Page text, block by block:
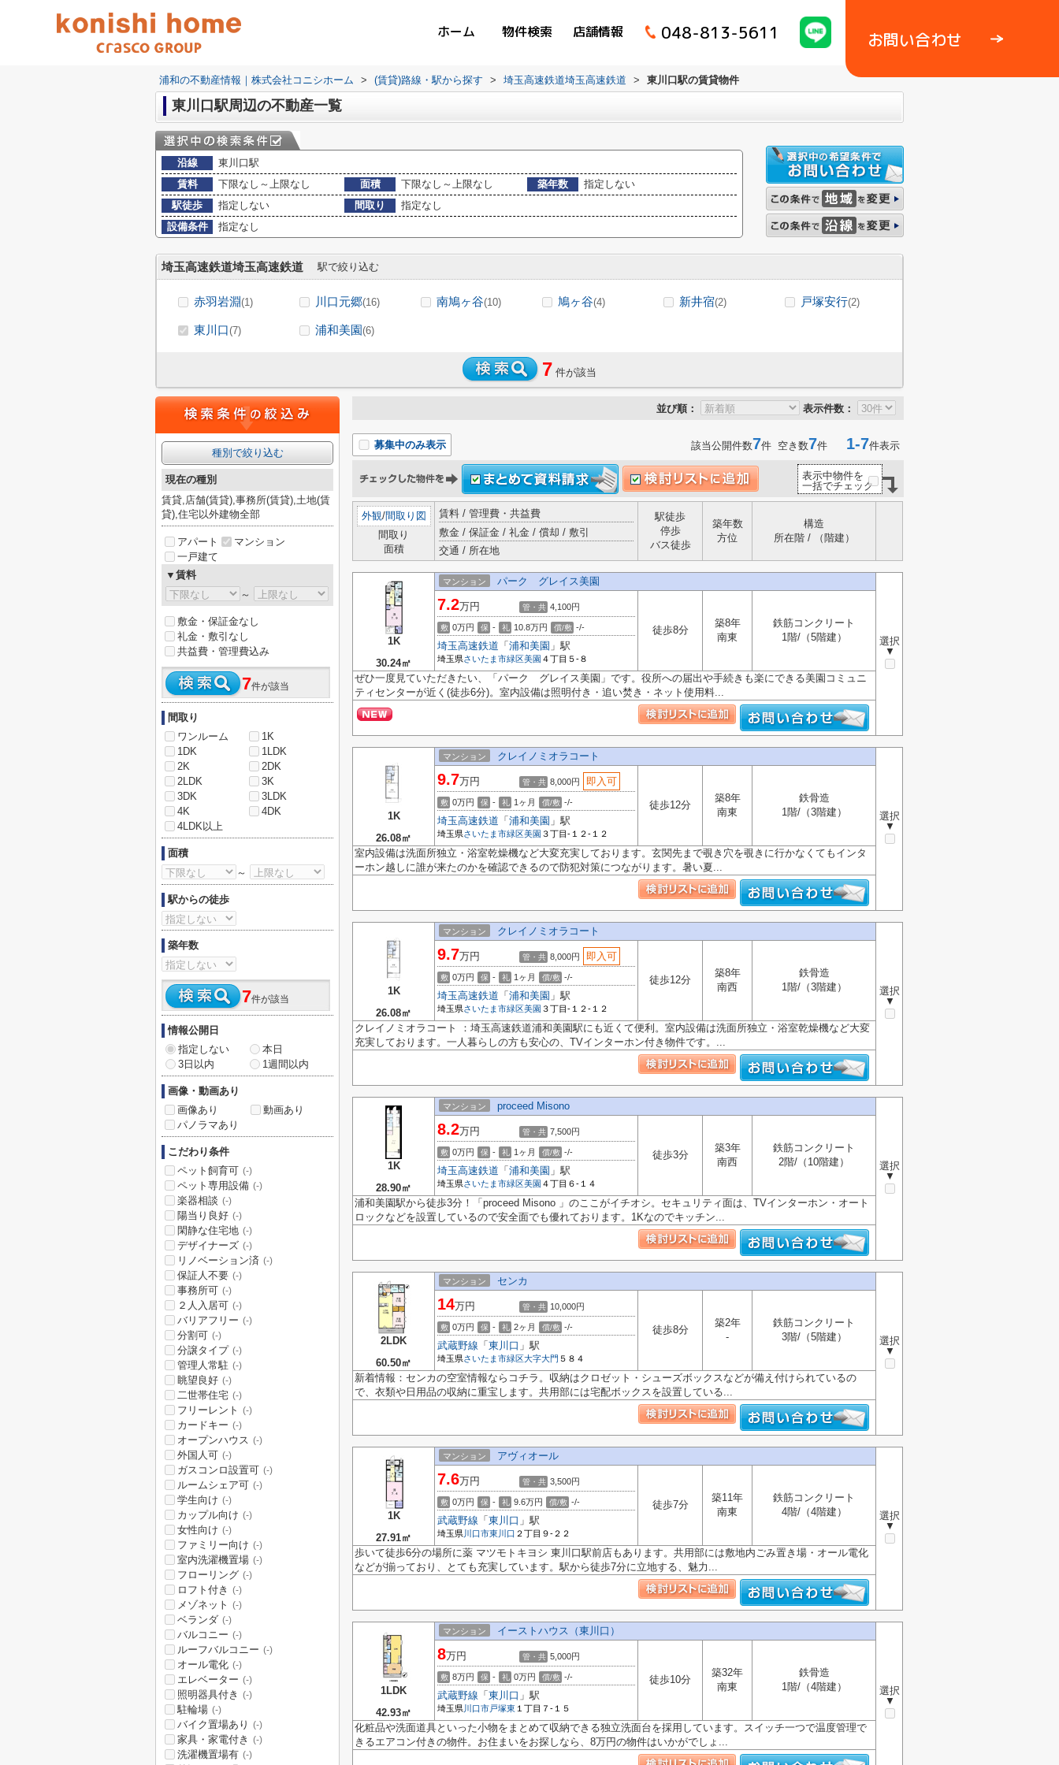
ホーム 物件検索 店舗情報 048-813-5611 お問い合わせ
浦和の不動産情報｜株式会社コニシホーム > (賃貸)路線・駅から探す > 埼玉高速鉄道埼玉高速鉄道 > 東川口駅の賃貸物件
東川口駅周辺の不動産一覧
沿線
東川口駅
賃料
下限なし～上限なし 面積 下限なし～上限なし 築年数
指定しない
駅徒歩
指定しない 間取り
指定なし
設備条件
指定なし
埼玉高速鉄道埼玉高速鉄道 駅で絞り込む
赤羽岩淵(1) 川口元郷(16) 南鳩ヶ谷(10) 鳩ヶ谷(4) 新井宿(2) 戸塚安行(2)
東川口(7) 浦和美園(6)
7 件が該当
並び順： 表示件数：
募集中のみ表示 該当公開件数7件 空き数7件 1-7件表示
表示中物件を
一括でチェック
外観/間取り図
間取り
面積
賃料 / 管理費・共益費
敷金 / 保証金 / 礼金 / 償却 / 敷引
交通 / 所在地
駅徒歩
停歩
バス徒歩
築年数
方位
構造
所在階 / （階建）
1K
30.24㎡
マンション パーク グレイス美園
選択
▼
7.2万円 管・共 4,100円
敷 0万円 保 - 礼 10.8万円 償/敷 -/-
埼玉高速鉄道 「 浦和美園 」駅
埼玉県さいたま市緑区美園 ４丁目５-８
徒歩8分
築8年
南東
鉄筋コンクリート
1階/（5階建）
ぜひ一度見ていただきたい、「パーク グレイス美園」です。役所への届出や手続きも楽にできる美園コミュニ
ティセンターが近く(徒歩6分)。室内設備は照明付き・追い焚き・ネット使用料...
1K
26.08㎡
マンション クレイノミオラコート
選択
▼
9.7万円 管・共 8,000円 即入可
敷 0万円 保 - 礼 1ヶ月 償/敷 -/-
埼玉高速鉄道 「 浦和美園 」駅
埼玉県さいたま市緑区美園 ３丁目-１２-１２
徒歩12分
築8年
南東
鉄骨造
1階/（3階建）
室内設備は洗面所独立・浴室乾燥機など大変充実しております。玄関先まで覗き穴を覗きに行かなくてもインタ
ーホン越しに誰が来たのかを確認できるので防犯対策につながります。暑い夏...
1K
26.08㎡
マンション クレイノミオラコート
選択
▼
9.7万円 管・共 8,000円 即入可
敷 0万円 保 - 礼 1ヶ月 償/敷 -/-
埼玉高速鉄道 「 浦和美園 」駅
埼玉県さいたま市緑区美園 ３丁目-１２-１２
徒歩12分
築8年
南西
鉄骨造
1階/（3階建）
クレイノミオラコート ：埼玉高速鉄道浦和美園駅にも近くて便利。室内設備は洗面所独立・浴室乾燥機など大変
充実しております。一人暮らしの方も安心の、TVインターホン付き物件です。...
1K
28.90㎡
マンション proceed Misono
選択
▼
8.2万円 管・共 7,500円
敷 0万円 保 - 礼 1ヶ月 償/敷 -/-
埼玉高速鉄道 「 浦和美園 」駅
埼玉県さいたま市緑区美園 ４丁目６-１４
徒歩3分
築3年
南西
鉄筋コンクリート
2階/（10階建）
浦和美園駅から徒歩3分！「proceed Misono 」のここがイチオシ。セキュリティ面は、TVインターホン・オート
ロックなどを設置しているので安全面でも優れております。1Kなのでキッチン...
2LDK
60.50㎡
マンション センカ
選択
▼
14万円 管・共 10,000円
敷 0万円 保 - 礼 2ヶ月 償/敷 -/-
武蔵野線 「 東川口 」駅
埼玉県さいたま市緑区大字大門 ５８４
徒歩8分
築2年
-
鉄筋コンクリート
3階/（5階建）
新着情報：センカの空室情報ならコチラ。収納はクロゼット・シューズボックスなどが備え付けられているの
で、衣類や日用品の収納に重宝します。共用部には宅配ボックスを設置している...
1K
27.91㎡
マンション アヴィオール
選択
▼
7.6万円 管・共 3,500円
敷 0万円 保 - 礼 9.6万円 償/敷 -/-
武蔵野線 「 東川口 」駅
埼玉県川口市東川口 ２丁目９-２２
徒歩7分
築11年
南東
鉄筋コンクリート
4階/（4階建）
歩いて徒歩6分の場所に薬 マツモトキヨシ 東川口駅前店もあります。共用部には敷地内ごみ置き場・オール電化
などが揃っており、とても充実しています。駅から徒歩7分に立地する、魅力...
1LDK
42.93㎡
マンション イーストハウス（東川口）
選択
▼
8万円 管・共 5,000円
敷 8万円 保 - 礼 0万円 償/敷 -/-
武蔵野線 「 東川口 」駅
埼玉県川口市戸塚東 １丁目７-１５
徒歩10分
築32年
南東
鉄骨造
1階/（4階建）
化粧品や洗面道具といった小物をまとめて収納できる独立洗面台を採用しています。スイッチ一つで温度管理で
きるエアコン付きの物件。お住まいをお探しなら、8万円の物件はいかがでしょ...
種別で絞り込む
現在の種別
賃貸,店舗(賃貸),事務所(賃貸),土地(賃
貸),住宅以外建物全部
アパート
マンション
一戸建て
▼賃料
～
敷金・保証金なし
礼金・敷引なし
共益費・管理費込み
7件が該当
間取り
ワンルーム
1K
1DK
1LDK
2K
2DK
2LDK
3K
3DK
3LDK
4K
4DK
4LDK以上
面積
～
駅からの徒歩
築年数
7件が該当
情報公開日
指定しない
本日
3日以内
1週間以内
画像・動画あり
画像あり
動画あり
パノラマあり
こだわり条件
ペット飼育可 (-)
ペット専用設備 (-)
楽器相談 (-)
陽当り良好 (-)
閑静な住宅地 (-)
デザイナーズ (-)
リノベーション済 (-)
保証人不要 (-)
事務所可 (-)
２人入居可 (-)
バリアフリー (-)
分割可 (-)
分譲タイプ (-)
管理人常駐 (-)
眺望良好 (-)
二世帯住宅 (-)
フリーレント (-)
カードキー (-)
オープンハウス (-)
外国人可 (-)
ガスコンロ設置可 (-)
ルームシェア可 (-)
学生向け (-)
カップル向け (-)
女性向け (-)
ファミリー向け (-)
室内洗濯機置場 (-)
フローリング (-)
ロフト付き (-)
メゾネット (-)
ベランダ (-)
バルコニー (-)
ルーフバルコニー (-)
オール電化 (-)
エレベーター (-)
照明器具付き (-)
駐輪場 (-)
バイク置場あり (-)
家具・家電付き (-)
洗濯機置場有 (-)